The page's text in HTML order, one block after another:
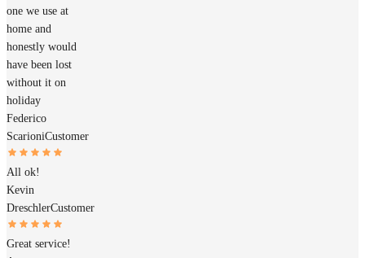
one we use at
home and
honestly would
have been lost
without it on
holiday
Federico
ScarioniCustomer
All ok!
Kevin
DreschlerCustomer
Great service!